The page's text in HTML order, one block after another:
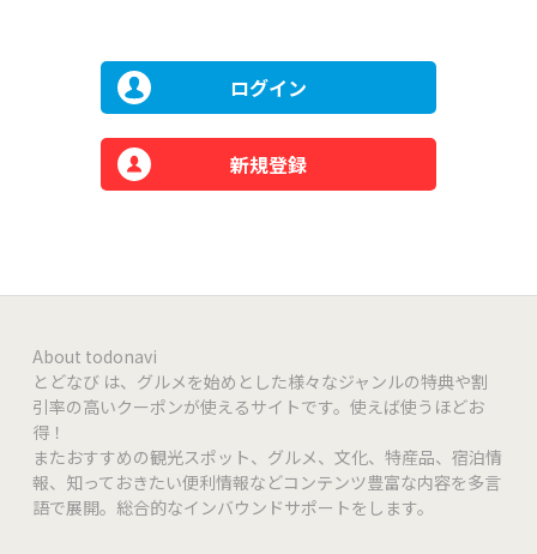
ログイン
新規登録
About todonavi
とどなび は、グルメを始めとした様々なジャンルの特典や割
引率の高いクーポンが使えるサイトです。使えば使うほどお
得！
またおすすめの観光スポット、グルメ、文化、特産品、宿泊情
報、知っておきたい便利情報などコンテンツ豊富な内容を多言
語で展開。総合的なインバウンドサポートをします。